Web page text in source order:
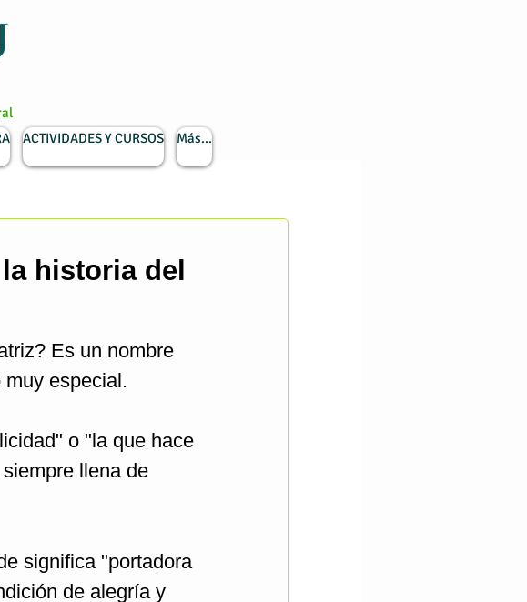
historia del
Es un nombre
muy especial.
o "la que hace
llena de
significa "portadora
de alegría y
ACTIVIDADES Y CURSOS Más...